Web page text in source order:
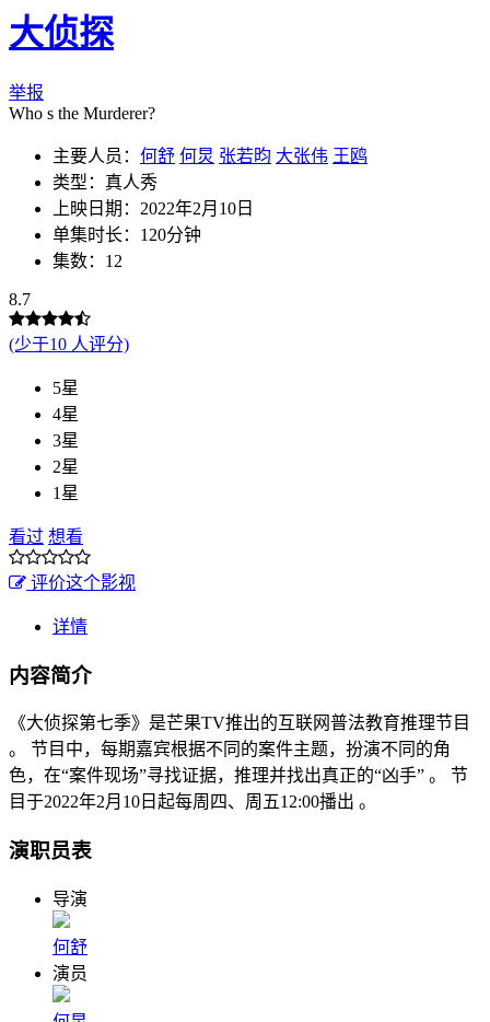
大侦探
举报
Who s the Murderer?
主要人员： 何舒 何炅 张若昀 大张伟 王鸥
类型：真人秀
上映日期：2022年2月10日
单集时长：120分钟
集数：12
8.7
(少于10 人评分)
5星
4星
3星
2星
1星
看过 想看
评价这个影视
详情
内容简介
《大侦探第七季》是芒果TV推出的互联网普法教育推理节目
。 节目中，每期嘉宾根据不同的案件主题，扮演不同的角
色，在“案件现场”寻找证据，推理并找出真正的“凶手” 。 节
目于2022年2月10日起每周四、周五12:00播出 。
演职员表
导演
何舒
演员